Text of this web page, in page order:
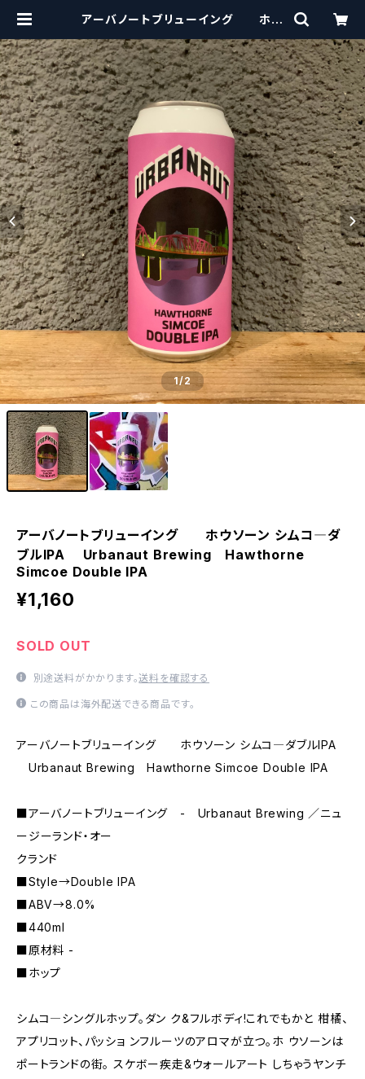
アーバノートブリューイング ホウ
aut Brewing Hawthorne Sim
coe Double IPA | craftbeersci
ssors
1/2
アーバノートブリューイング ホウソーン シムコ―ダ
ブルIPA Urbanaut Brewing Hawthorne
Simcoe Double IPA
¥1,160
SOLD OUT
別途送料がかかります。送料を確認する
この商品は海外配送できる商品です。
アーバノートブリューイング ホウソーン シムコ―ダブルIPA
Urbanaut Brewing Hawthorne Simcoe Double IPA
■アーバノートブリューイング - Urbanaut Brewing ／ニュ
ージーランド・オー
クランド
■Style→Double IPA
■ABV→8.0%
■440ml
■原材料 -
■ホップ
シムコ―シングルホップ。ダン ク&フルボディ!これでもかと 柑橘、
アプリコット、パッショ ンフルーツのアロマが立つ。ホ ウソーンは
ポートランドの街。 スケボー疾走&ウォールアート しちゃうヤンチ